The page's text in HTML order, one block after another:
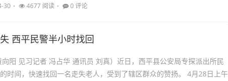
30 4677 阅读 0 评论
西平民警半小时找回
阳 见习记者 冯占华 通讯员 刘真）近日，西平县公安局专探派出所民
间，快速找回一名走失老人，受到了辖区群众的赞扬。 4月28日上午